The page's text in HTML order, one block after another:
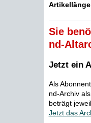
Sie
nd-
Jetzt ein
Als
nd-Archiv
beträgt
Jetzt das